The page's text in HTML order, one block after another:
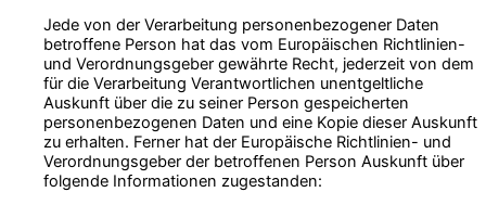
Jede von der Verarbeitung personenbezogener Daten
betroffene Person hat das vom Europäischen Richtlinien-
und Verordnungsgeber gewährte Recht, jederzeit von dem
für die Verarbeitung Verantwortlichen unentgeltliche
Auskunft über die zu seiner Person gespeicherten
personenbezogenen Daten und eine Kopie dieser Auskunft
zu erhalten. Ferner hat der Europäische Richtlinien- und
Verordnungsgeber der betroffenen Person Auskunft über
folgende Informationen zugestanden: